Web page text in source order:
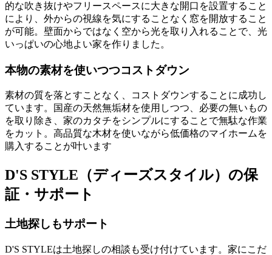
的な吹き抜けやフリースペースに大きな開口を設置すること
により、外からの視線を気にすることなく窓を開放すること
が可能。壁面からではなく空から光を取り入れることで、光
いっぱいの心地よい家を作りました。
本物の素材を使いつつコストダウン
素材の質を落とすことなく、コストダウンすることに成功し
ています。国産の天然無垢材を使用しつつ、必要の無いもの
を取り除き、家のカタチをシンプルにすることで無駄な作業
をカット。 高品質な木材を使いながら低価格のマイホームを
購入することが叶います
D'S STYLE（ディーズスタイル）の保
証・サポート
土地探しもサポート
D'S STYLEは土地探しの相談も受け付けています。家にこだ